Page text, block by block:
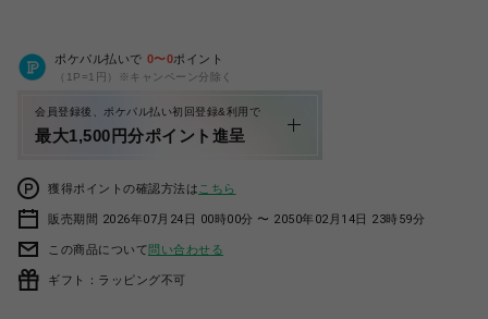
ポケパル払いで 0〜0ポイント
（1P=1円）※キャンペーン分除く
会員登録後、ポケパル払い初回登録&利用で
最大1,500円分ポイント進呈
獲得ポイントの確認方法は こちら
販売期間 2026年07月24日 00時00分 〜 2050年02月14日 23時59分
この商品について問い合わせる
ギフト：ラッピング不可